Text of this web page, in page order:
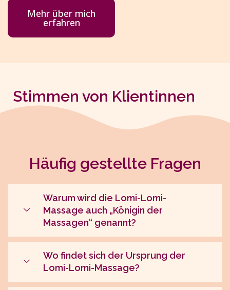
Mehr über mich
erfahren
Stimmen von Klientinnen
Häufig gestellte Fragen
Warum wird die Lomi-Lomi-
Massage auch „Königin der
Massagen“ genannt?
Wo findet sich der Ursprung der
Lomi-Lomi-Massage?